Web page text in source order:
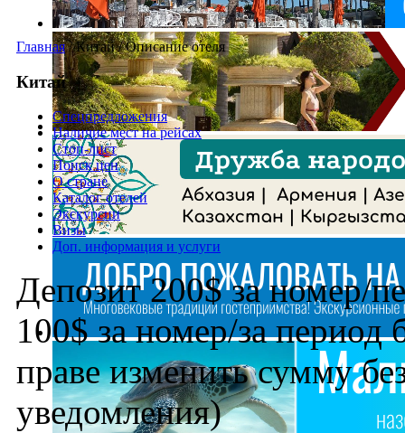
Главная /Китай/Описание отеля
Китай
Спецпредложения
Наличие мест на рейсах
Стоп-лист
Поиск цен
О стране
Каталог отелей
Экскурсии
Визы
Доп. информация и услуги
Депозит 200$ за номер/
100$ за номер/за период
праве изменить сумму
уведомления)